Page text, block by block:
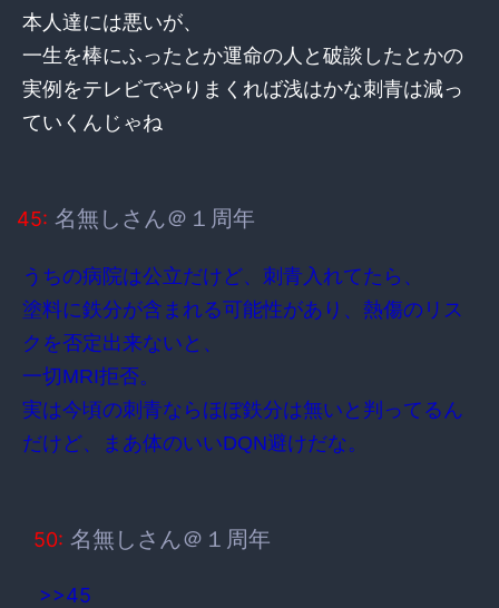
本人達には悪いが、
一生を棒にふったとか運命の人と破談したとかの
実例をテレビでやりまくれば浅はかな刺青は減っ
ていくんじゃね
45: 名無しさん＠１周年
うちの病院は公立だけど、刺青入れてたら、
塗料に鉄分が含まれる可能性があり、熱傷のリス
クを否定出来ないと、
一切MRI拒否。
実は今頃の刺青ならほぼ鉄分は無いと判ってるん
だけど、まあ体のいいDQN避けだな。
50: 名無しさん＠１周年
>>45